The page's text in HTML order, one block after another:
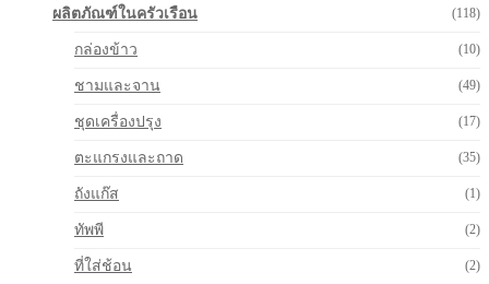
ผลิตภัณฑ์ในครัวเรือน (118)
กล่องข้าว (10)
ชามและจาน (49)
ชุดเครื่องปรุง (17)
ตะแกรงและถาด (35)
ถังแก๊ส (1)
ทัพพี (2)
ที่ใส่ช้อน (2)